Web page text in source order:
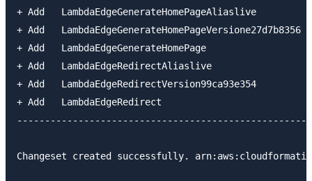
+ Add
+ Add
+ Add   LambdaEdgeGenerateHomePage
+ Add   LambdaEdgeRedirectAliaslive
+ Add
+ Add   LambdaEdgeRedirect
Changeset created successfully.